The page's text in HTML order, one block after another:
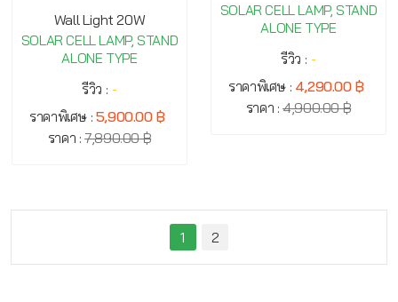
Wall Light 20W
SOLAR CELL LAMP, STAND
ALONE TYPE
รีวิว : -
ราคาพิเศษ : 5,900.00 ฿
ราคา :7,890.00 ฿
SOLAR CELL LAMP, STAND
ALONE TYPE
รีวิว : -
ราคาพิเศษ : 4,290.00 ฿
ราคา :4,900.00 ฿
1 2